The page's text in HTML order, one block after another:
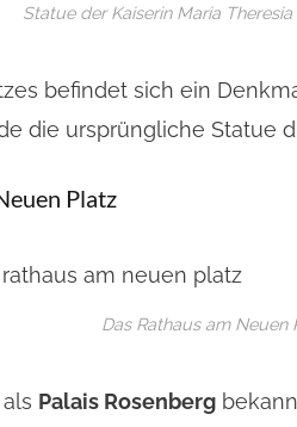
Statue der Kaiserin Maria
befindet sich ein
die ursprüngliche Statue
Platz
Das Rathaus am
Palais Rosenberg